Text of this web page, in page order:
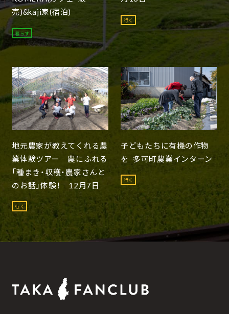
売)&kaji家(宿泊)
暮らす
行く
地元農家が教えてくれる農
業体験ツアー 農にふれる
「種まき・収穫・農家さんと
のお話」体験！ 12月7日
行く
子どもたちに有機の作物
を ―― 多可町農業インターン
行く